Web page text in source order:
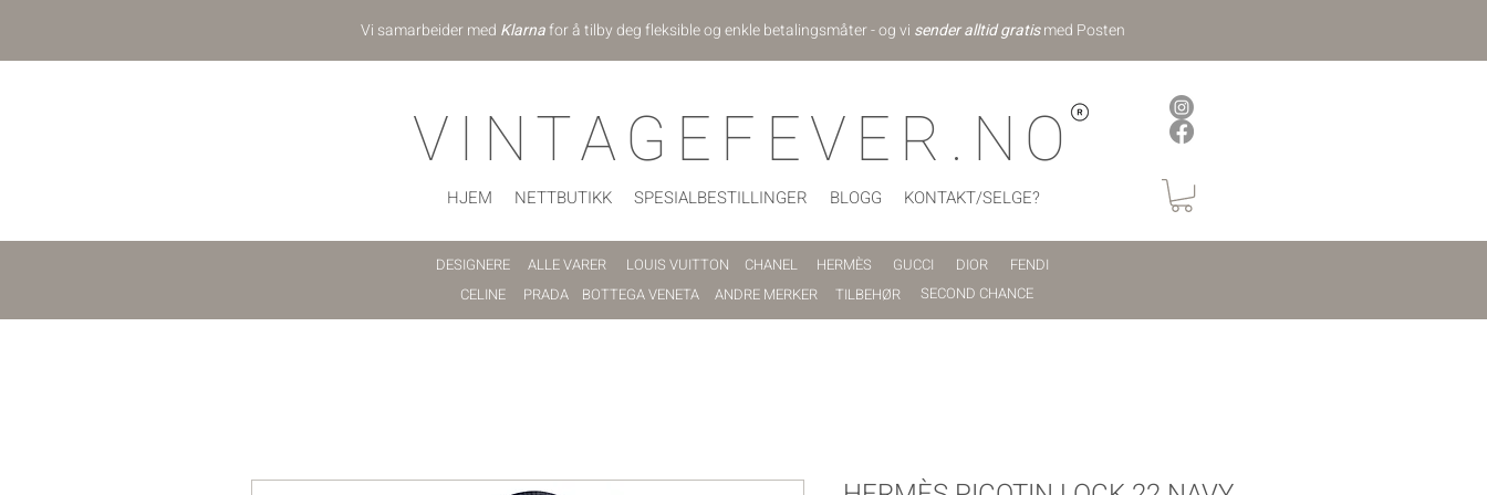
Vi samarbeider med Klarnafor å tilby deg fleksible og enkle betalingsmåter - og vi sender alltid gratismed Posten
VINTAGEFEVER.NO
HJEM NETTBUTIKK SPESIALBESTILLINGER BLOGG KONTAKT/SELGE?
DESIGNERE ALLE VARER LOUIS VUITTON CHANEL HERMÈS GUCCI DIOR
FENDI
CELINE
PRADA BOTTEGA VENETA ANDRE MERKER TILBEHØR SECOND CHANCE